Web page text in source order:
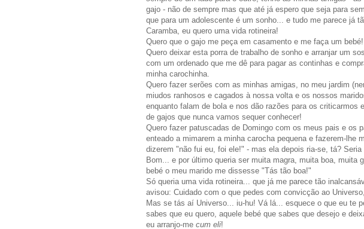
gajo - não de sempre mas que até já espero que seja para
que para um adolescente é um sonho... e tudo me parece já
Caramba, eu quero uma vida rotineira!
Quero que o gajo me peça em casamento e me faça um
Quero deixar esta porra de trabalho de sonho e arranjar um
com um ordenado que me dê para pagar as continhas e
minha carochinha.
Quero fazer serões com as minhas amigas, no meu jardim
miudos ranhosos e cagados à nossa volta e os nossos
enquanto falam de bola e nos dão razões para os criticarmos
de gajos que nunca vamos sequer conhecer!
Quero fazer patuscadas de Domingo com os meus pais e os
enteado a mimarem a minha carocha pequena e fazerem-lhe
dizerem "não fui eu, foi ele!" - mas ela depois ria-se, tá?
Bom... e por último queria ser muita magra, muita boa, muita
bebé o meu marido me dissesse "Tás tão boa!"
Só queria uma vida rotineira... que já me parece tão
avisou: Cuidado com o que pedes com convicção ao
Mas se tás aí Universo... iu-hu! Vá lá... esquece o que eu te
sabes que eu quero, aquele bebé que sabes que desejo e
eu arranjo-me cum eli!